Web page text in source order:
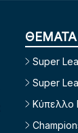
ΘΕΜΑΤΑ
Super
Super
Κύπελλο